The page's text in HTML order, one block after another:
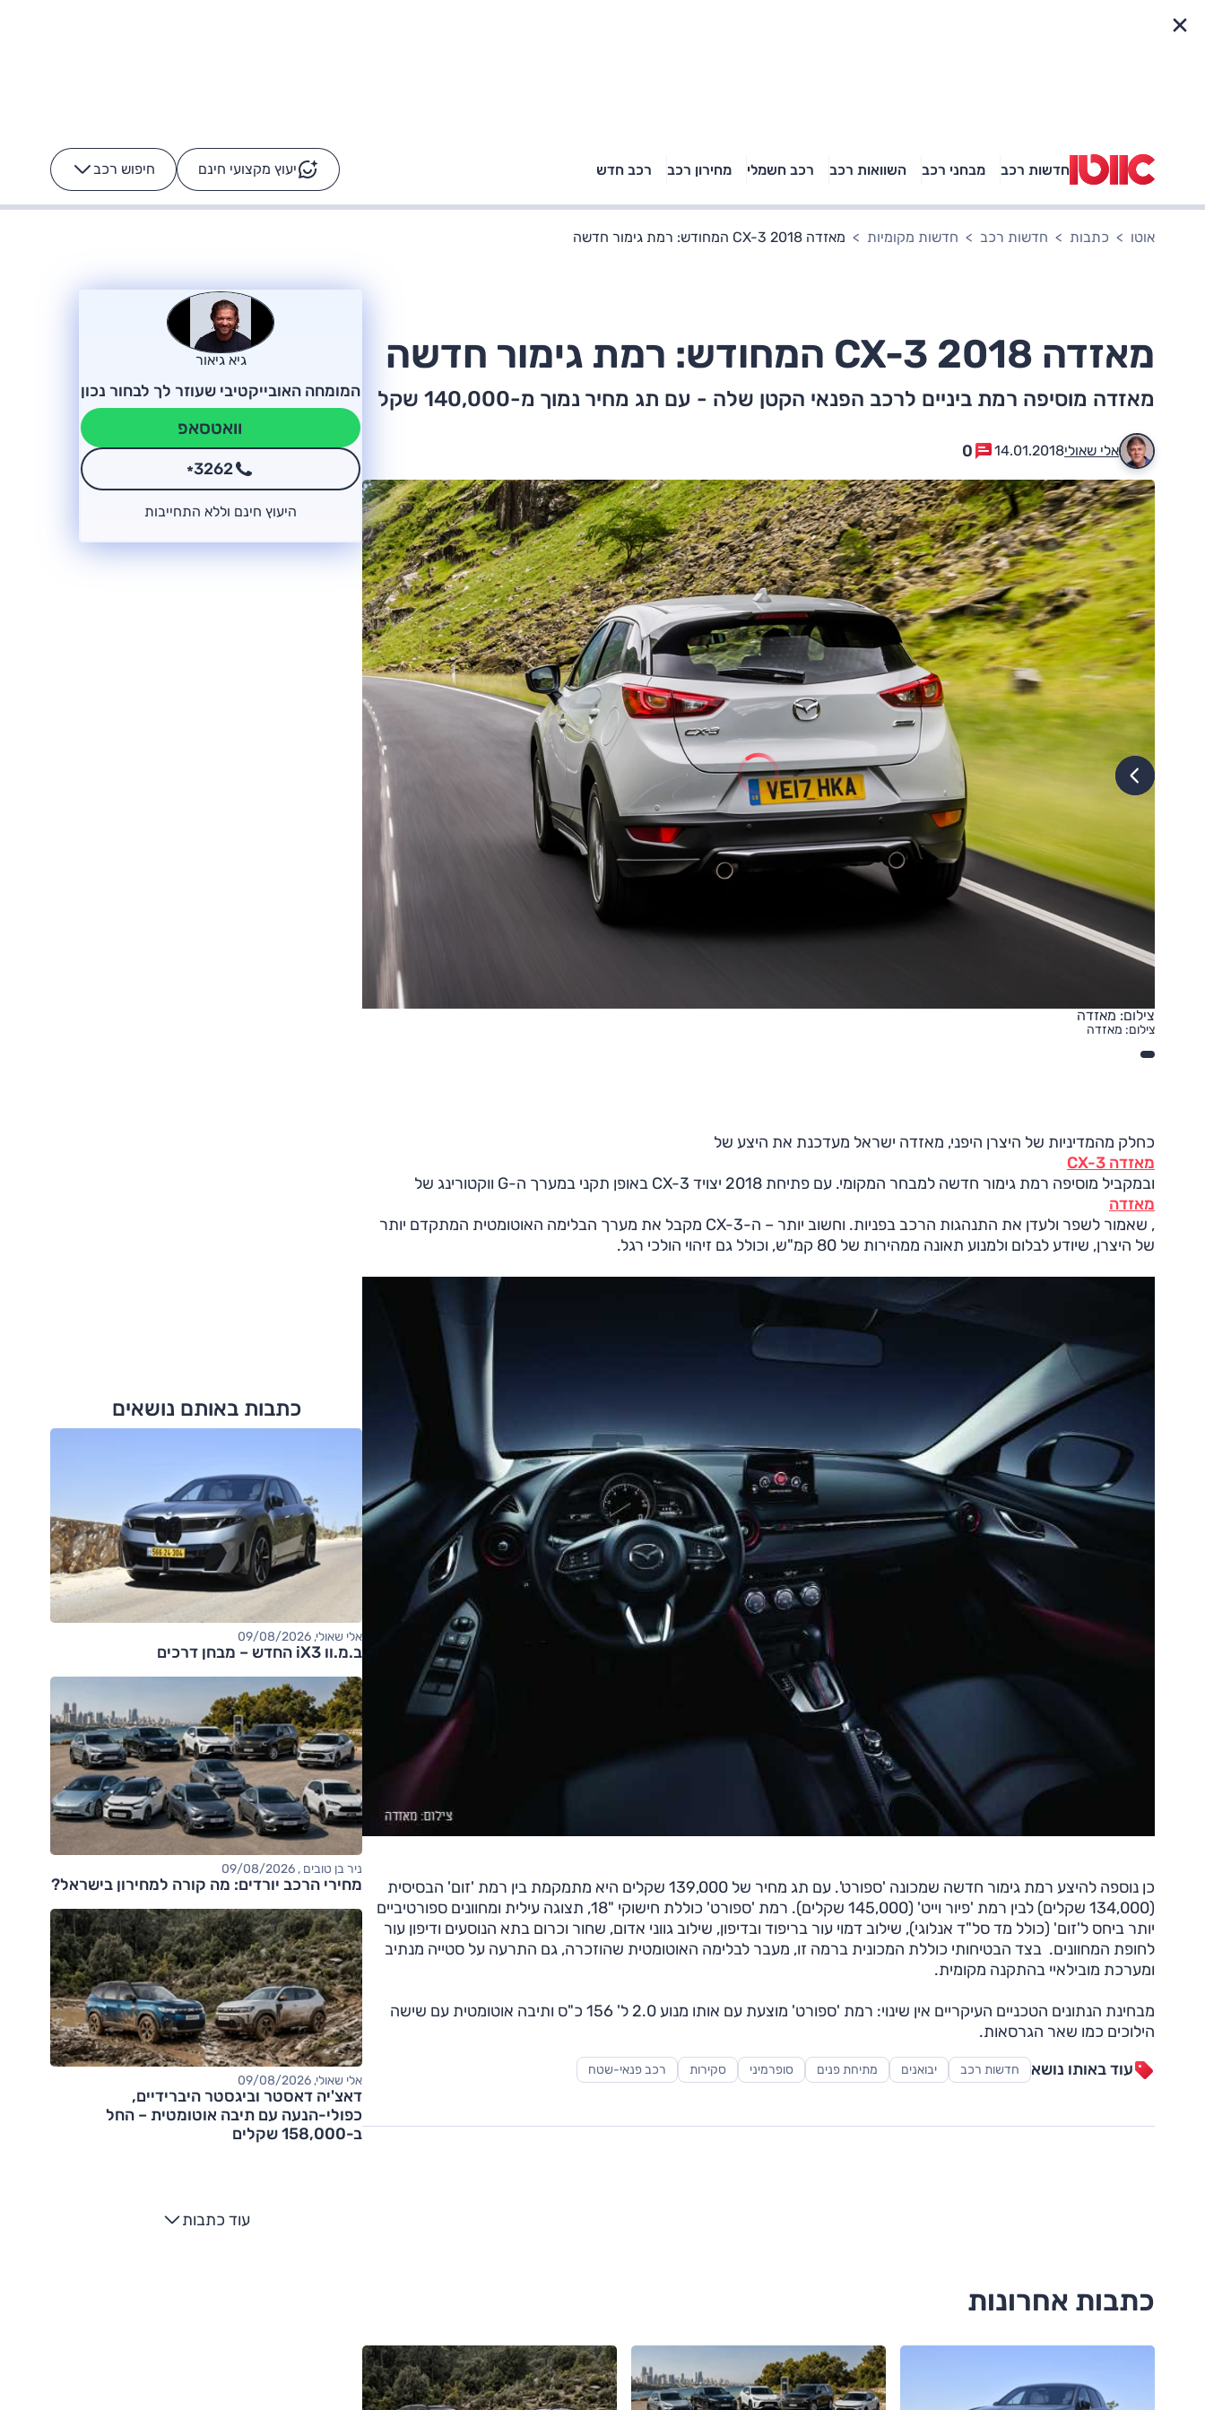
חדשות רכב מבחני רכב השוואות רכב רכב חשמלי מחירון רכב רכב חדש יעוץ מקצועי חינם חיפוש רכב -
באיזה רכב פנאי נוסעת
טויוטה ראב 4, קיה
ספורטאז' לונג ויונדאי
הנייר ועל הכביש
רכבי הסלבס: על מה נוסע
הרכב לא מתקלקל. המסך
כן
אוטו כתבות חדשות רכב חדשות מקומיות מאזדה CX-3 2018 המחודש: רמת גימור חדשה
מאזדה CX-3 2018 המחודש: רמת גימור חדשה
מאזדה מוסיפה רמת ביניים לרכב הפנאי הקטן שלה - עם תג מחיר נמוך מ-140,000 שקל
אלי שאולי14.01.2018
0
צילום: מאזדה
צילום: מאזדה
כחלק מהמדיניות של היצרן היפני, מאזדה ישראל מעדכנת את היצע של
מאזדה CX-3
ובמקביל מוסיפה רמת גימור חדשה למבחר המקומי. עם פתיחת 2018 יצויד CX-3 באופן תקני במערך ה-G ווקטורינג של
מאזדה
, שאמור לשפר ולעדן את התנהגות הרכב בפניות. וחשוב יותר – ה-CX-3 מקבל את מערך הבלימה האוטומטית המתקדם יותר
של היצרן, שיודע לבלום ולמנוע תאונה ממהירות של 80 קמ"ש, וכולל גם זיהוי הולכי רגל.
כן נוספה להיצע רמת גימור חדשה שמכונה 'ספורט'. עם תג מחיר של 139,000 שקלים היא מתמקמת בין רמת 'זום' הבסיסית
(134,000 שקלים) לבין רמת 'פיור וייט' (145,000 שקלים). רמת 'ספורט' כוללת חישוקי "18, תצוגה עילית ומחוונים ספורטיביים
יותר ביחס ל'זום' (כולל מד סל"ד אנלוגי), שילוב דמוי עור בריפוד ובדיפון, שילוב גווני אדום, שחור וכרום בתא הנוסעים ודיפון עור
לחופת המחוונים. בצד הבטיחותי כוללת המכונית ברמה זו, מעבר לבלימה האוטומטית שהוזכרה, גם התרעה על סטייה מנתיב
ומערכת מובילאיי בהתקנה מקומית.
מבחינת הנתונים הטכניים העיקריים אין שינוי: רמת 'ספורט' מוצעת עם אותו מנוע 2.0 ל' 156 כ"ס ותיבה אוטומטית עם שישה
הילוכים כמו שאר הגרסאות.
עוד באותו נושא
חדשות רכב יבואנים מתיחת פנים סופרמיני סקירות רכב פנאי-שטח
כתבות אחרונות
גיא גיאור
המומחה האובייקטיבי שעוזר לך לבחור נכון
וואטסאפ
*3262
היעוץ חינם וללא התחייבות
כתבות באותם נושאים
אלי שאולי, 09/08/2026
ב.מ.וו iX3 החדש – מבחן דרכים
ניר בן טובים , 09/08/2026
מחירי הרכב יורדים: מה קורה למחירון בישראל?
אלי שאולי, 09/08/2026
דאצ'יה דאסטר וביגסטר היברידיים,
כפולי-הנעה עם תיבה אוטומטית – החל
ב-158,000 שקלים
עוד כתבות